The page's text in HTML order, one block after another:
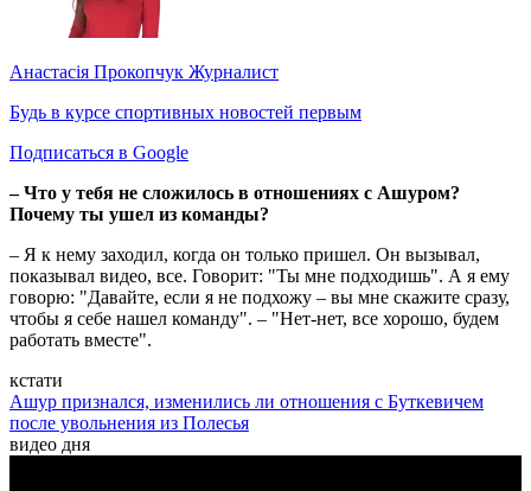
Анастасія Прокопчук Журналист
Будь в курсе спортивных новостей первым
Подписаться в Google
– Что у тебя не сложилось в отношениях с Ашуром?
Почему ты ушел из команды?
– Я к нему заходил, когда он только пришел. Он вызывал,
показывал видео, все. Говорит: "Ты мне подходишь". А я ему
говорю: "Давайте, если я не подхожу – вы мне скажите сразу,
чтобы я себе нашел команду". – "Нет-нет, все хорошо, будем
работать вместе".
кстати
Ашур признался, изменились ли отношения с Буткевичем
после увольнения из Полесья
видео дня